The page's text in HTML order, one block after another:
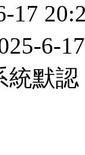
17
6-
統默認